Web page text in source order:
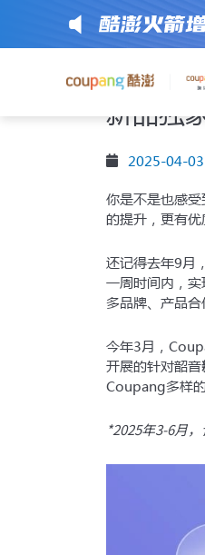
用好这
新品独
2025-04-03
你是不是也感
的提升，更有
还记得去年9月
一周时间内，
多品牌、产品合
今年3月，
开展的针对韶音
Coupang多样
*2025年3-6月，